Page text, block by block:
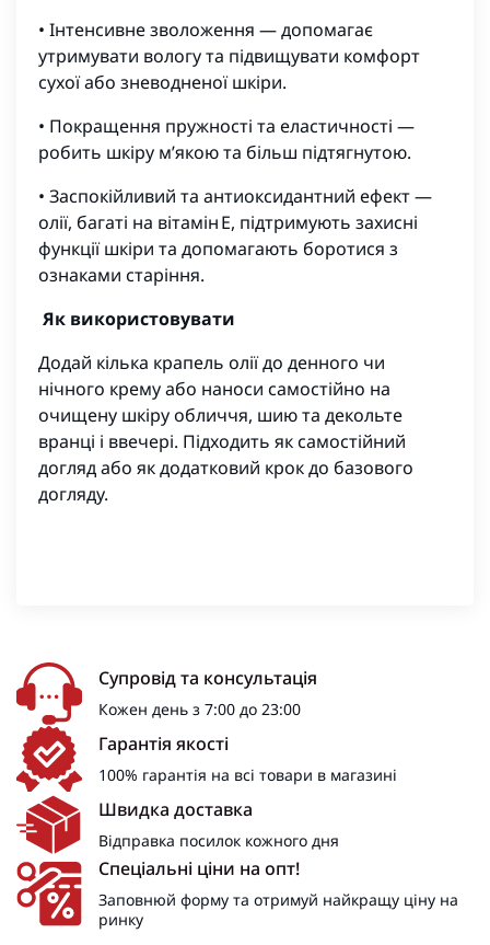
• Інтенсивне зволоження — допомагає
утримувати вологу та підвищувати комфорт
сухої або зневодненої шкіри.
• Покращення пружності та еластичності —
робить шкіру м’якою та більш підтягнутою.
• Заспокійливий та антиоксидантний ефект —
олії, багаті на вітамін E, підтримують захисні
функції шкіри та допомагають боротися з
ознаками старіння.
Як використовувати
Додай кілька крапель олії до денного чи
нічного крему або наноси самостійно на
очищену шкіру обличчя, шию та декольте
вранці і ввечері. Підходить як самостійний
догляд або як додатковий крок до базового
догляду.
Супровід та консультація
Кожен день з 7:00 до 23:00
Гарантія якості
100% гарантія на всі товари в магазині
Швидка доставка
Відправка посилок кожного дня
Спеціальні ціни на опт!
Заповнюй форму та отримуй найкращу ціну на
ринку